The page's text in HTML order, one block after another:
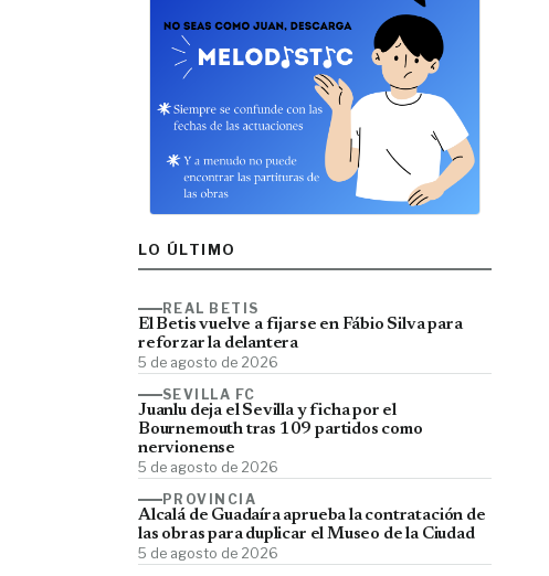
LO ÚLTIMO
REAL BETIS
El Betis vuelve a fijarse en Fábio Silva para
reforzar la delantera
5 de agosto de 2026
SEVILLA FC
Juanlu deja el Sevilla y ficha por el
Bournemouth tras 109 partidos como
nervionense
5 de agosto de 2026
PROVINCIA
Alcalá de Guadaíra aprueba la contratación de
las obras para duplicar el Museo de la Ciudad
5 de agosto de 2026